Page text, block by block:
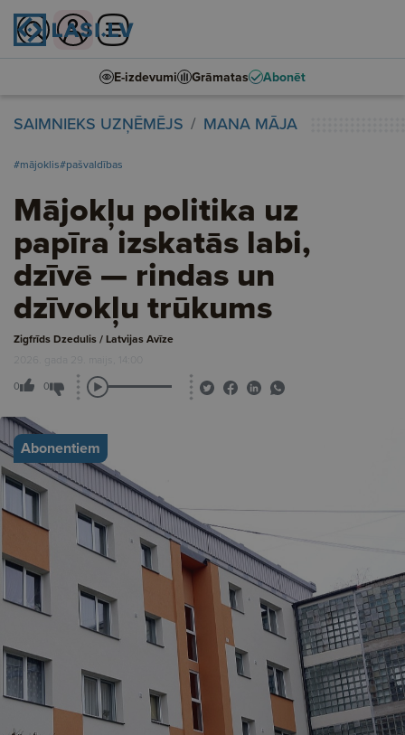
E-izdevumi Grāmatas Abonēt
SAIMNIEKS UZŅĒMĒJS MANA MĀJA
#mājoklis#pašvaldības
Mājokļu politika uz
papīra izskatās labi,
dzīvē — rindas un
dzīvokļu trūkums
Zigfrīds Dzedulis / Latvijas Avīze
2026. gada 29. maijs, 14:00
0 0
Abonentiem